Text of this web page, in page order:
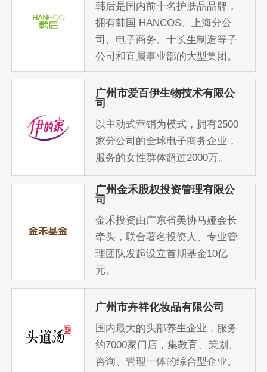
韩后是国内前十名护肤品品牌，
拥有韩国 HANCOS、上海分公
司、电子商务、十长生制造等子
公司和直属事业部的大型集团。
广州市爱百伊生物技术有限公
司
以主动式营销为模式，拥有2500
家分公司的全球电子商务企业，
服务的女性群体超过2000万。
广州金禾股权投资管理有限公
司
金禾投资由广东省美协马娅会长
牵头，联合著名投资人、专业管
理团队发起设立首期基金10亿
元。
广州市卉祥化妆品有限公司
国内最大的头部养生企业，服务
约7000家门店，集教育、策划、
咨询、管理一体的综合型企业。